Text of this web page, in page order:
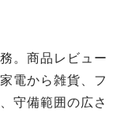
。商品レビュー
電から雑貨、フ
守備範囲の広さ